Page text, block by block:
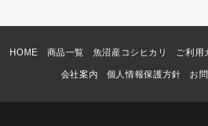
HOME 商品一覧 魚沼産コシヒカリ ご利用
会社案内 個人情報保護方針 お